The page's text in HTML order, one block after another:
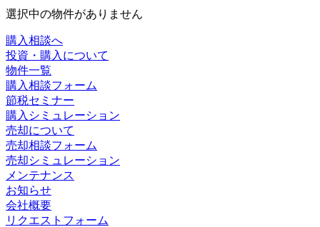
選択中の物件がありません
購入相談へ
投資・購入について
物件一覧
購入相談フォーム
節税セミナー
購入シミュレーション
売却について
売却相談フォーム
売却シミュレーション
メンテナンス
お知らせ
会社概要
リクエストフォーム